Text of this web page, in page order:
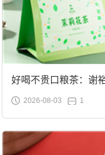
好喝不贵口粮茶：谢
袋装9.9元到手
2026-08-03 1